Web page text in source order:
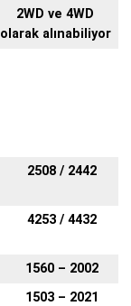
2WD ve 4WD
olarak alınabiliyor
2508 / 2442
4253 / 4432
1560 – 2002
1503 – 2021